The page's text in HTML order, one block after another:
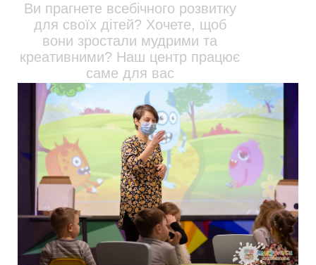
Ви прагнете всебічного розвитку
для своїх дітей? Хочете, щоб
вони зростали мудрими та
креативними? Наш центр працює
саме для вас